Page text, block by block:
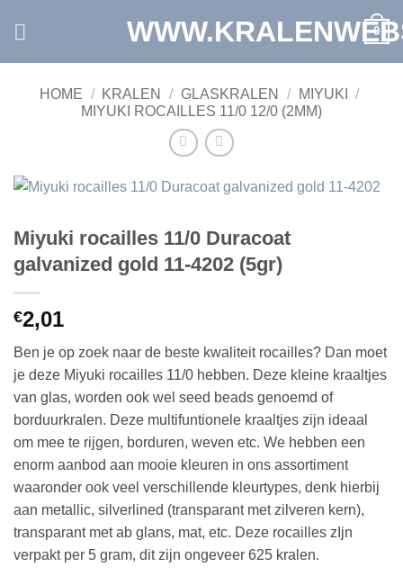
0
HOME / KRALEN / GLASKRALEN / MIYUKI
/
MIYUKI ROCAILLES 11/0 12/0 (2MM)
Miyuki rocailles 11/0 Duracoat
galvanized gold 11-4202 (5gr)
€2,01
Ben je op zoek naar de beste kwaliteit rocailles? Dan moet
je deze Miyuki rocailles 11/0 hebben. Deze kleine kraaltjes
van glas, worden ook wel seed beads genoemd of
borduurkralen. Deze multifuntionele kraaltjes zijn ideaal
om mee te rijgen, borduren, weven etc. We hebben een
enorm aanbod aan mooie kleuren in ons assortiment
waaronder ook veel verschillende kleurtypes, denk hierbij
aan metallic, silverlined (transparant met zilveren kern),
transparant met ab glans, mat, etc. Deze rocailles zIjn
verpakt per 5 gram, dit zijn ongeveer 625 kralen.